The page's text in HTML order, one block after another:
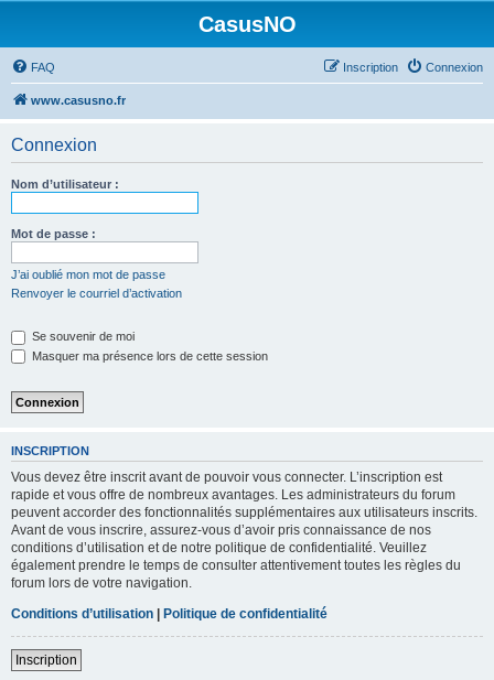
CasusNO
FAQ Connexion
Inscription
www.casusno.fr
Connexion
Nom d’utilisateur :
Mot de passe :
J’ai oublié mon mot de passe
Renvoyer le courriel d’activation
Se souvenir de moi
Masquer ma présence lors de cette session
INSCRIPTION
Vous devez être inscrit avant de pouvoir vous connecter. L’inscription est
rapide et vous offre de nombreux avantages. Les administrateurs du forum
peuvent accorder des fonctionnalités supplémentaires aux utilisateurs inscrits.
Avant de vous inscrire, assurez-vous d’avoir pris connaissance de nos
conditions d’utilisation et de notre politique de confidentialité. Veuillez
également prendre le temps de consulter attentivement toutes les règles du
forum lors de votre navigation.
Conditions d’utilisation | Politique de confidentialité
Inscription